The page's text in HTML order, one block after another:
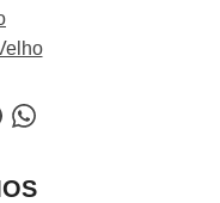
WhatsApp